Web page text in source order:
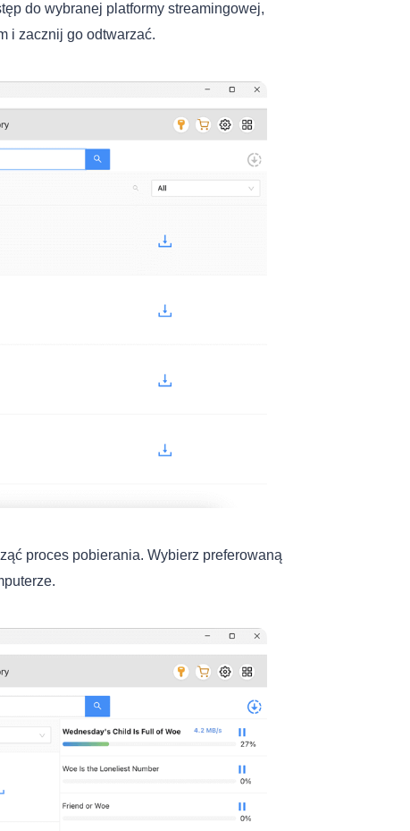
do wybranej platformy streamingowej,
i zacznij go odtwarzać.
proces pobierania. Wybierz preferowaną